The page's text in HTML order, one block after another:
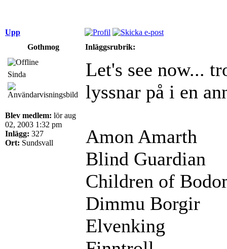
Upp
Gothmog
Inläggsrubrik:
Sinda
Blev medlem: lör aug
02, 2003 1:32 pm
Inlägg: 327
Ort: Sundsvall
Let's see now...
lyssnar på i en
Amon Amarth
Blind Guardian
Children of
Dimmu Borgir
Elvenking